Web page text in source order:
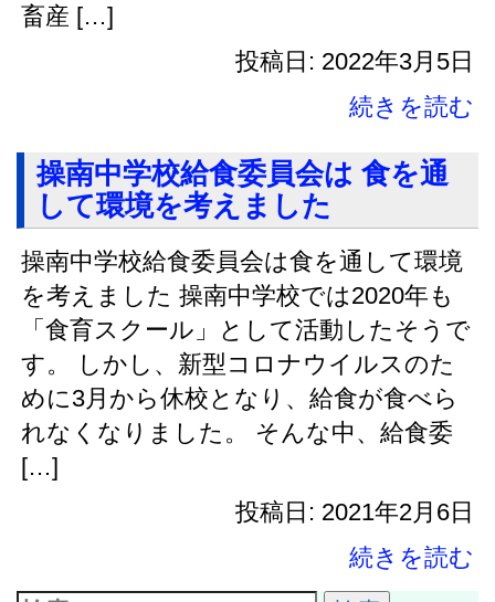
畜産 […]
投稿日: 2022年3月5日
続きを読む
操南中学校給食委員会は 食を通
して環境を考えました
操南中学校給食委員会は食を通して環境
を考えました 操南中学校では2020年も
「食育スクール」として活動したそうで
す。 しかし、新型コロナウイルスのた
めに3月から休校となり、給食が食べら
れなくなりました。 そんな中、給食委
[…]
投稿日: 2021年2月6日
続きを読む